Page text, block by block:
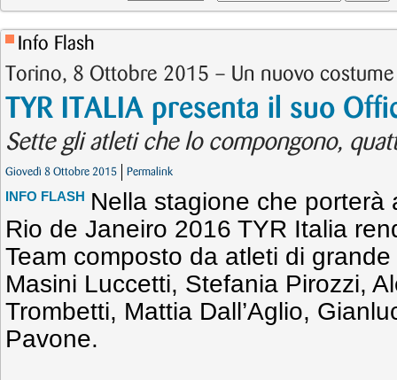
Info Flash
Torino, 8 Ottobre 2015 – Un nuovo
TYR ITALIA presenta il suo
Sette gli atleti che lo compongono,
Giovedì 8 Ottobre 2015 Permalink
INFO FLASH Nella stagione che porterà
Rio de Janeiro 2016 TYR Italia
Team composto da atleti di
Masini Luccetti, Stefania Pirozzi,
Trombetti, Mattia Dall’Aglio,
Pavone.